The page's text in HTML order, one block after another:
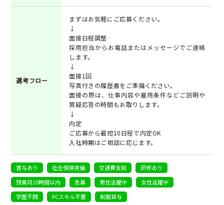
選考フロー
まずはお気軽にご応募ください。
↓
面接日程調整
採用担当からお電話またはメッセージでご連絡
します。
↓
面接1回
写真付きの履歴書をご準備ください。
面接の際は、仕事内容や雇用条件などご説明や
質疑応答の時間もお取りします。
↓
内定
ご応募から最短10日程で内定OK
入社時期はご相談に応じます。
賞与あり 社会保険完備 交通費支給
研修あり
残業月20時間以内
急募 男性活躍中
女性活躍中
学歴不問
PCスキル不要 制服貸与